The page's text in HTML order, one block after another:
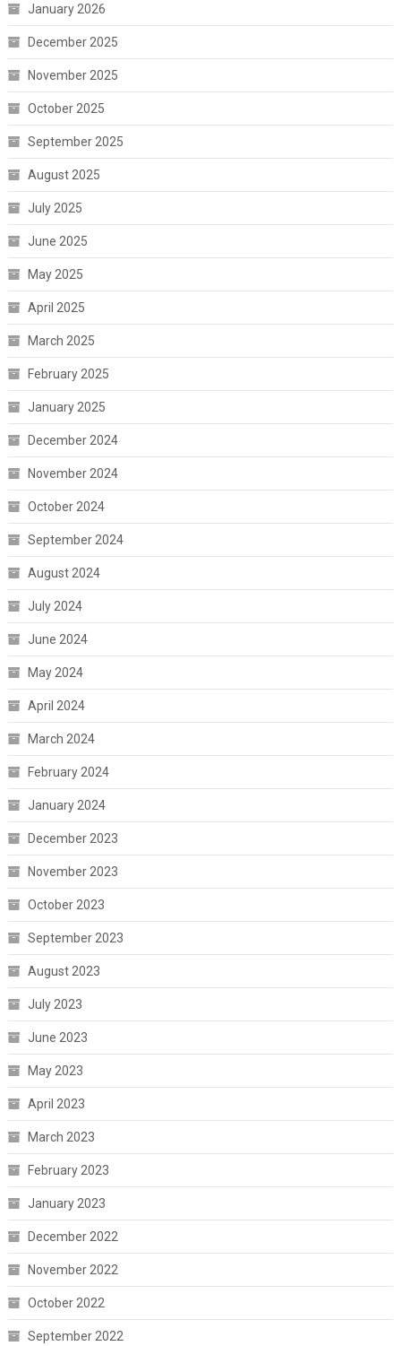
January 2026
December 2025
November 2025
October 2025
September 2025
August 2025
July 2025
June 2025
May 2025
April 2025
March 2025
February 2025
January 2025
December 2024
November 2024
October 2024
September 2024
August 2024
July 2024
June 2024
May 2024
April 2024
March 2024
February 2024
January 2024
December 2023
November 2023
October 2023
September 2023
August 2023
July 2023
June 2023
May 2023
April 2023
March 2023
February 2023
January 2023
December 2022
November 2022
October 2022
September 2022